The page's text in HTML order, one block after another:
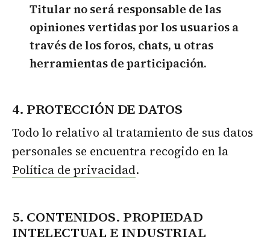
Titular no será responsable de las
opiniones vertidas por los usuarios a
través de los foros, chats, u otras
herramientas de participación.
4. PROTECCIÓN DE DATOS
Todo lo relativo al tratamiento de sus datos
personales se encuentra recogido en la
Política de privacidad.
5. CONTENIDOS. PROPIEDAD
INTELECTUAL E INDUSTRIAL